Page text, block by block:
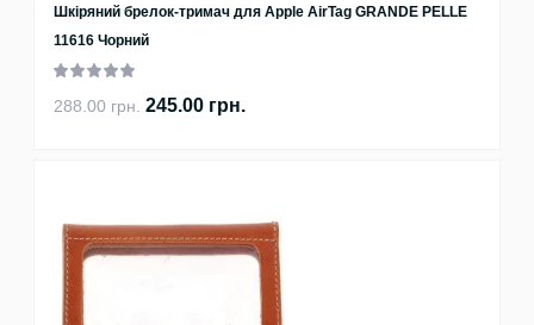
Шкіряний брелок-тримач для Apple AirTag GRANDE PELLE
11616 Чорний
288.00 грн. 245.00 грн.